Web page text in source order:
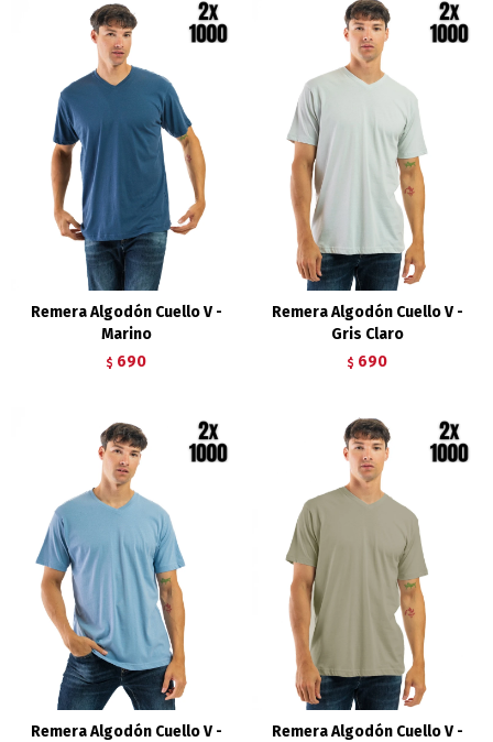
Remera Algodón Cuello V -
Marino
$ 690
Remera Algodón Cuello V -
Gris Claro
$ 690
Remera Algodón Cuello V -
Remera Algodón Cuello V -